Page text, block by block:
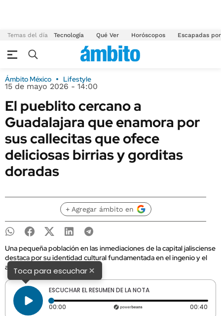
Temas del día Tecnología Qué Ver Horóscopos Escapadas
Ámbito México Lifestyle
15 de mayo 2026 - 14:00
El pueblito cercano a
Guadalajara que enamora por
sus callecitas que ofece
deliciosas birrias y gorditas
doradas
+ Agregar ámbito en
Una pequeña población en las inmediaciones de la capital jalisciense
destaca por su identidad cultural fundamentada en el ingenio y el
arte local.
Toca para escuchar×
ESCUCHAR EL RESUMEN DE LA NOTA
00:00 Tiempo transcurrido: 0 segundos 00:40